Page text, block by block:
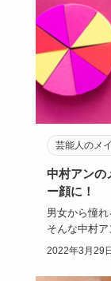
芸能人のメ
中村アンの
ー顔に！
男女から憧れ
そんな中村ア
に近づきませ
2022年3月29